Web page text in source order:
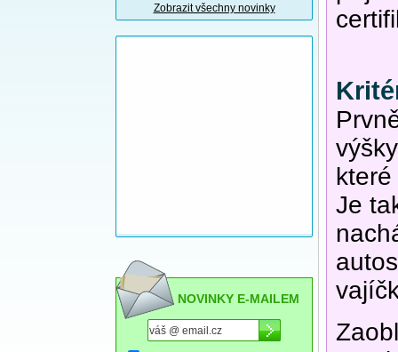
Zobrazit všechny novinky
NOVINKY E-MAILEM
Je